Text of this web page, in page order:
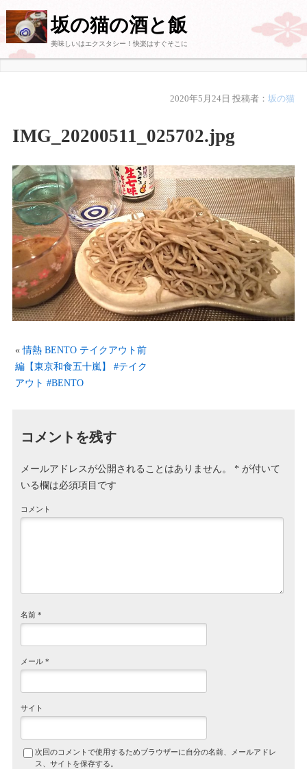
坂の猫の酒と飯
美味しいはエクスタシー！快楽はすぐそこに
2020年5月24日 投稿者：坂の猫
IMG_20200511_025702.jpg
«情熱 BENTO テイクアウト前
編【東京和食五十嵐】 #テイク
アウト #BENTO
コメントを残す
メールアドレスが公開されることはありません。 * が付いて
いる欄は必須項目です
コメント
名前*
メール*
サイト
次回のコメントで使用するためブラウザーに自分の名前、メールアドレ
ス、サイトを保存する。